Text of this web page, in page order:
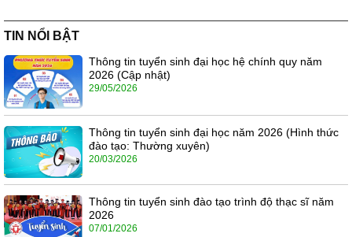
TIN NỔI BẬT
Thông tin tuyển sinh đại học hệ chính quy năm
2026 (Cập nhật)
29/05/2026
Thông tin tuyển sinh đại học năm 2026 (Hình thức
đào tạo: Thường xuyên)
20/03/2026
Thông tin tuyển sinh đào tạo trình độ thạc sĩ năm
2026
07/01/2026